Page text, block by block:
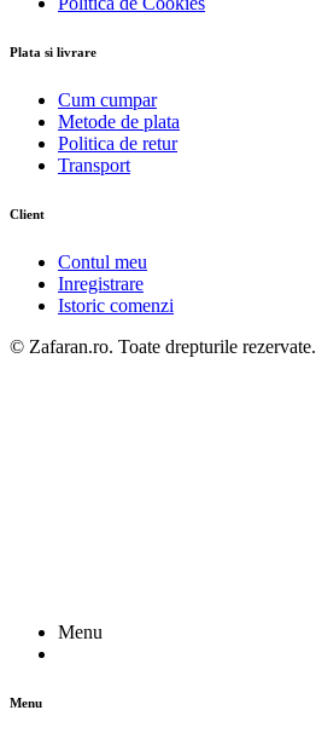
Plata si livrare
Cum cumpar
Metode de plata
Politica de retur
Transport
Client
Contul meu
Inregistrare
Istoric comenzi
© Zafaran.ro. Toate drepturile rezervate.
Menu
Menu